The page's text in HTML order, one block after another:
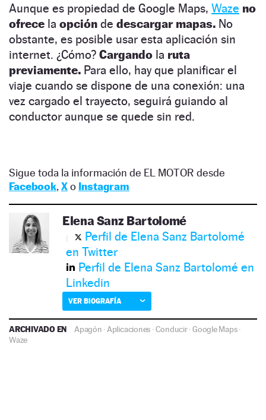
Aunque es propiedad de Google Maps, Waze no
ofrece la opción de descargar mapas. No
obstante, es posible usar esta aplicación sin
internet. ¿Cómo? Cargando la ruta
previamente. Para ello, hay que planificar el
viaje cuando se dispone de una conexión: una
vez cargado el trayecto, seguirá guiando al
conductor aunque se quede sin red.
Sigue toda la información de EL MOTOR desde
Facebook, Xo Instagram
Elena Sanz Bartolomé
Perfil de Elena Sanz Bartolomé
en Twitter
Perfil de Elena Sanz Bartolomé en
Linkedin
VER BIOGRAFÍA
ARCHIVADO EN Apagón · Aplicaciones ·Conducir·Google Maps·
Waze